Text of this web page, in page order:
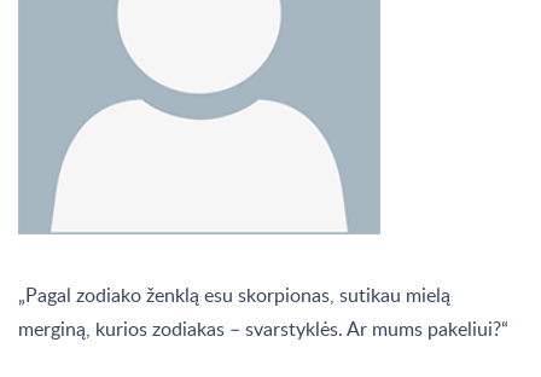
„Pagal zodiako ženklą esu skorpionas, sutikau mielą
merginą, kurios zodiakas – svarstyklės. Ar mums pakeliui?“